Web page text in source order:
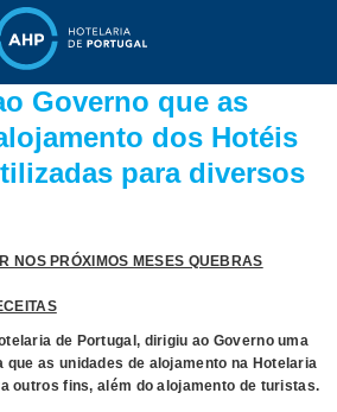
Governo que as
dos Hotéis
para diversos
NOS PRÓXIMOS MESES QUEBRAS
de Portugal, dirigiu ao Governo uma
as unidades de alojamento na Hotelaria
outros fins, além do alojamento de turistas.